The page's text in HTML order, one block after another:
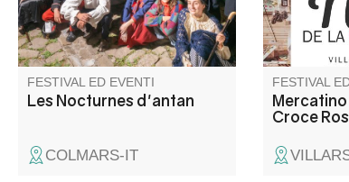
del villaggio, che farà la gioia di
grandi e piccini!
FESTIVAL ED EVENTI
Les Nocturnes d'antan
COLMARS-IT
FESTIVAL
Croce